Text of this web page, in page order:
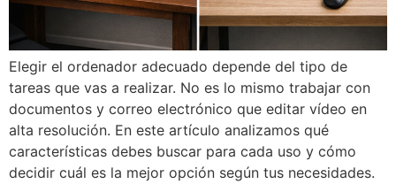
Elegir el ordenador adecuado depende del tipo de
tareas que vas a realizar. No es lo mismo trabajar con
documentos y correo electrónico que editar vídeo en
alta resolución. En este artículo analizamos qué
características debes buscar para cada uso y cómo
decidir cuál es la mejor opción según tus necesidades.